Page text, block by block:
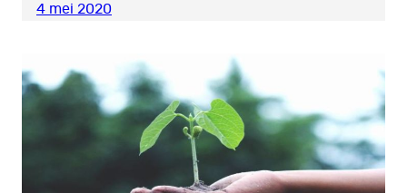
4 mei 2020